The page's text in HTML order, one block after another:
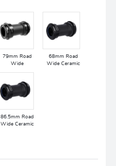
79mm Road
Wide
68mm Road
Wide Ceramic
86.5mm Road
Wide Ceramic